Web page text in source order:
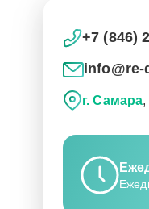
+7 (846)
info@re-
г. Самара